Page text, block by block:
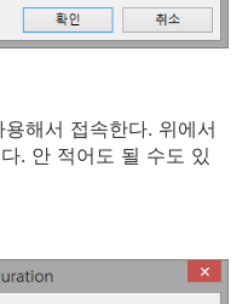
용해서 접속한다. 위에서
. 안 적어도 될 수도 있